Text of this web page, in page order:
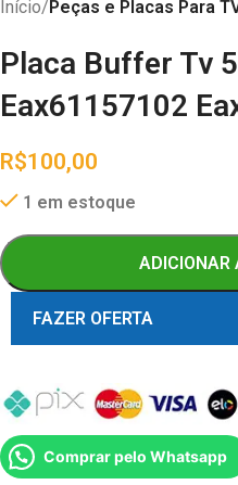
Início Peças e Placas Para
Placa Buffer Tv
Eax61157102
R$100,00
1 em estoque
ADICIONAR
FAZER OFERTA
Comprar pelo Whatsapp